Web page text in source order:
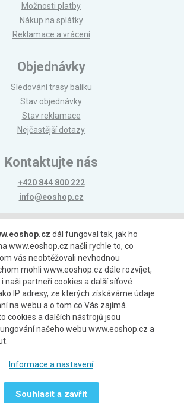
Možnosti platby
Nákup na splátky
Reklamace a vrácení
Objednávky
Sledování trasy balíku
Stav objednávky
Stav reklamace
Nejčastější dotazy
Kontaktujte nás
+420 844 800 222
info@eoshop.cz
Možnosti platby
Možnosti dopravy
dál fungoval tak, jak ho
www.eoshop.cz našli rychle to, co
vás neobtěžovali nevhodnou
mohli www.eoshop.cz dále rozvíjet,
naši partneři cookies a další síťové
IP adresy, ze kterých získáváme údaje
na webu a o tom co Vás zajímá.
cookies a dalších nástrojů jsou
našeho webu www.eoshop.cz a
Informace a nastavení
Souhlasit a zavřít